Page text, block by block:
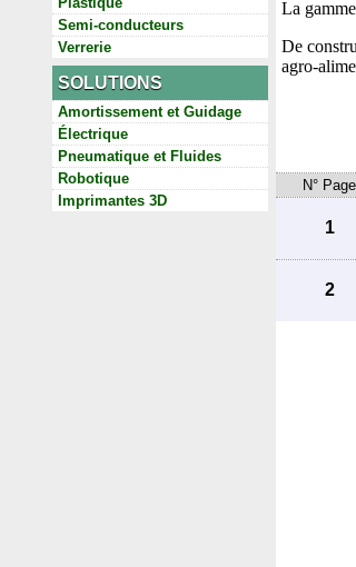
Semi-conducteurs
Verrerie
SOLUTIONS
Amortissement et Guidage
Électrique
Pneumatique et Fluides
Robotique
Imprimantes 3D
La
De
agro-
N° Page
1
2